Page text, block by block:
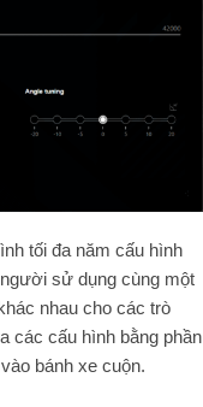
tối đa năm cấu hình
sử dụng cùng một
nhau cho các trò
các cấu hình bằng phần
bánh xe cuộn.